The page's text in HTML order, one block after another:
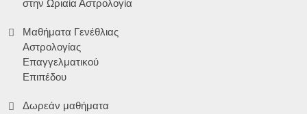
στην Ωριαία Αστρολογία
Μαθήματα Γενέθλιας
Αστρολογίας
Επαγγελματικού
Επιπέδου
Δωρεάν μαθήματα